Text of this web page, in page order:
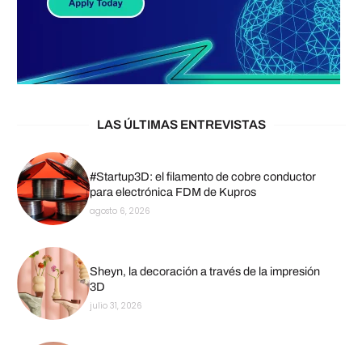
LAS ÚLTIMAS ENTREVISTAS
#Startup3D: el filamento de cobre conductor
para electrónica FDM de Kupros
agosto 6, 2026
Sheyn, la decoración a través de la impresión
3D
julio 31, 2026